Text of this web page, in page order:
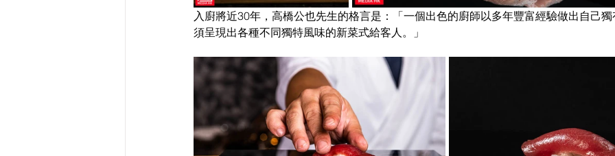
入廚將近30年，高橋公也先生的格言是：「一個出色的廚師以多年豐富經驗做出自己獨
須呈現出各種不同獨特風味的新菜式給客人。」